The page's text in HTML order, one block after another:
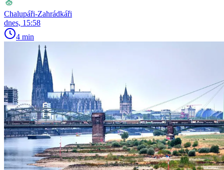
Chalupáři-Zahrádkáři
dnes, 15:58
4 min